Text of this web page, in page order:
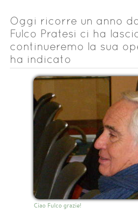
Oggi ricorre un anno
Fulco Pratesi ci ha
continueremo la sua
ha indicato
Ciao Fulco grazie!